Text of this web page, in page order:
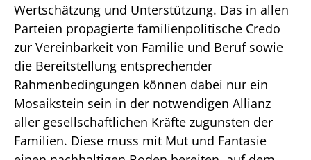
Wertschätzung und Unterstützung. Das in allen
Parteien propagierte familienpolitische Credo
zur Vereinbarkeit von Familie und Beruf sowie
die Bereitstellung entsprechender
Rahmenbedingungen können dabei nur ein
Mosaikstein sein in der notwendigen Allianz
aller gesellschaftlichen Kräfte zugunsten der
Familien. Diese muss mit Mut und Fantasie